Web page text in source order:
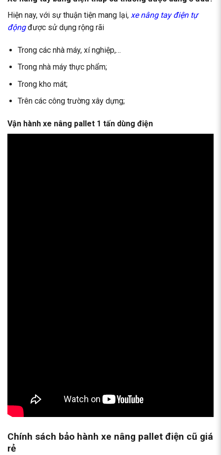
Hiện nay, với sự thuận tiện mang lại, xe nâng tay điện tự
độngđược sử dụng rộng rãi
Trong các nhà máy, xí nghiệp,…
Trong nhà máy thực phẩm;
Trong kho mát;
Trên các công trường xây dựng;
Vận hành xe nâng pallet 1 tấn dùng điện
Chính sách bảo hành xe nâng pallet điện cũ giá
rẻ